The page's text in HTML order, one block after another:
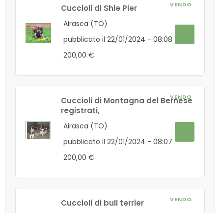
VENDO
Cuccioli di Shie Pier
Airasca (TO)
pubblicato il 22/01/2024 - 08:08
200,00 €
VENDO
Cuccioli di Montagna del Bernese
registrati,
Airasca (TO)
pubblicato il 22/01/2024 - 08:07
200,00 €
VENDO
Cuccioli di bull terrier